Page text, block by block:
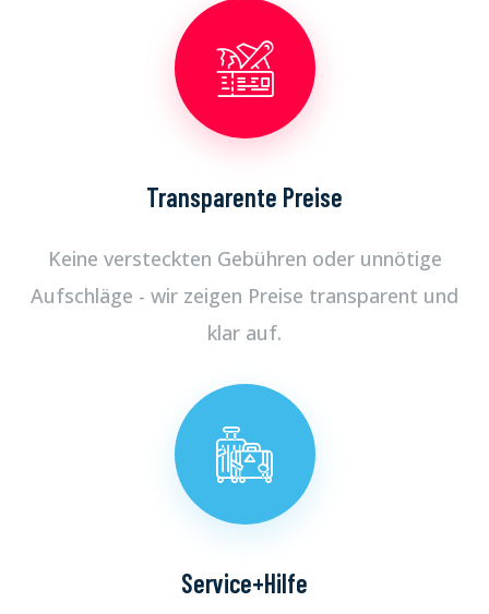
Transparente Preise
Keine versteckten Gebühren oder unnötige
Aufschläge - wir zeigen Preise transparent und
klar auf.
Service+Hilfe